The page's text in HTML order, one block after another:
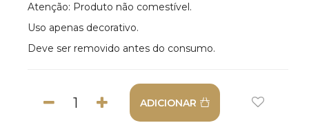
Atenção: Produto não comestível.
Uso apenas decorativo.
Deve ser removido antes do consumo.
ADICIONAR